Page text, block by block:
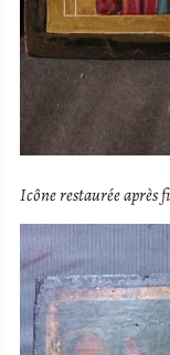
Icône restaurée après